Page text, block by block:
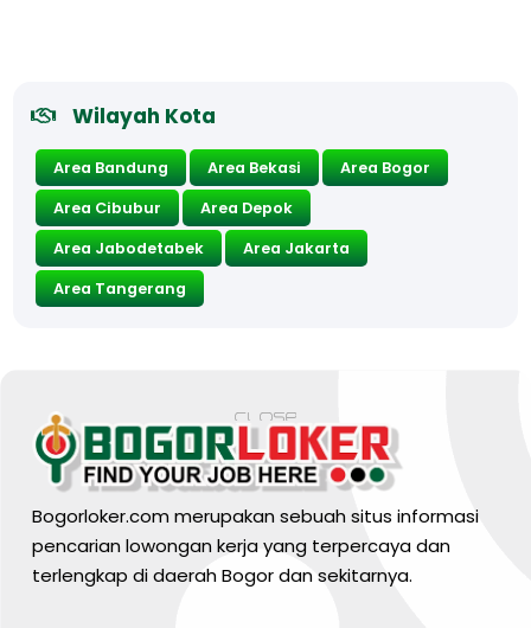
Wilayah Kota
Area Bandung Area Bekasi
Area Bogor
Area Cibubur
Area Depok
Area Jabodetabek
Area Jakarta
Area Tangerang
Bogorloker.com merupakan sebuah situs informasi
pencarian lowongan kerja yang terpercaya dan
terlengkap di daerah Bogor dan sekitarnya.